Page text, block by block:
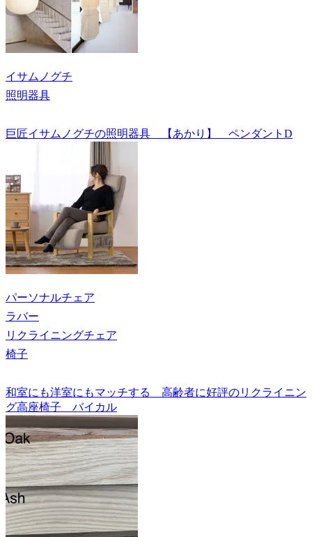
イサムノグチ
照明器具
巨匠イサムノグチの照明器具 【あかり】 ペンダントD
パーソナルチェア
ラバー
リクライニングチェア
椅子
和室にも洋室にもマッチする 高齢者に好評のリクライニン
グ高座椅子 バイカル